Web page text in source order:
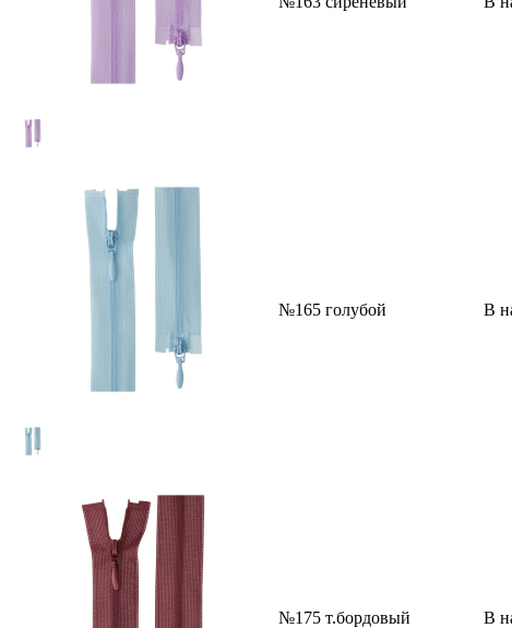
№165 голубой В
№175 т.бордовый В